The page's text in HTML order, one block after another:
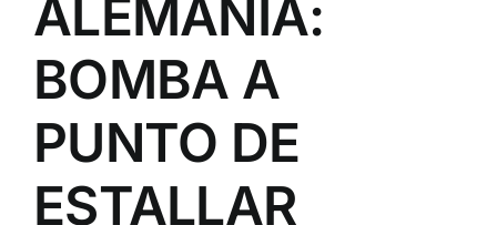
ALEMANIA:
BOMBA A
PUNTO DE
ESTALLAR